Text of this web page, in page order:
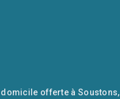
offerte à Soustons,